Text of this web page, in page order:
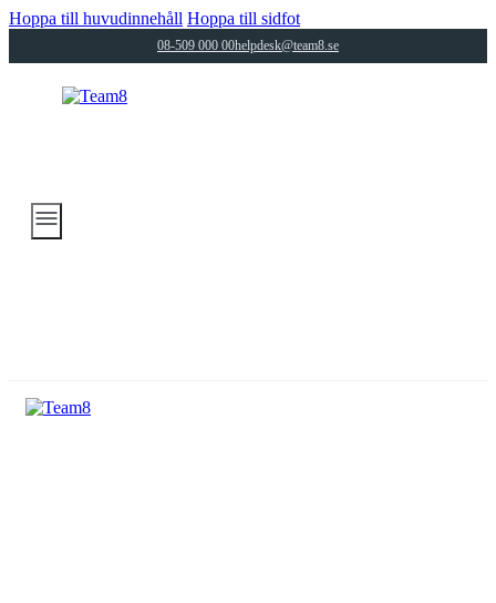
Hoppa till huvudinnehåll Hoppa till sidfot
08-509 000 00helpdesk@team8.se